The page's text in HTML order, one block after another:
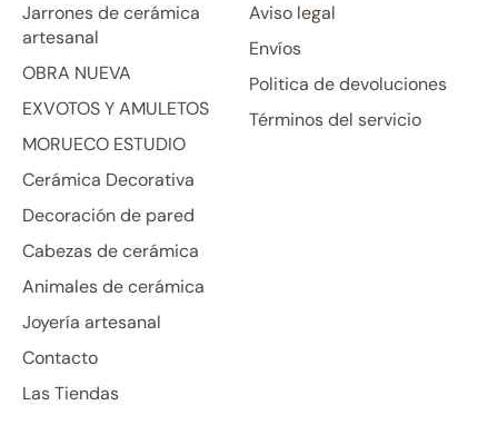
Jarrones de cerámica
artesanal
OBRA NUEVA
EXVOTOS Y AMULETOS
MORUECO ESTUDIO
Cerámica Decorativa
Decoración de pared
Cabezas de cerámica
Animales de cerámica
Joyería artesanal
Contacto
Las Tiendas
Aviso legal
Envíos
Politica de devoluciones
Términos del servicio